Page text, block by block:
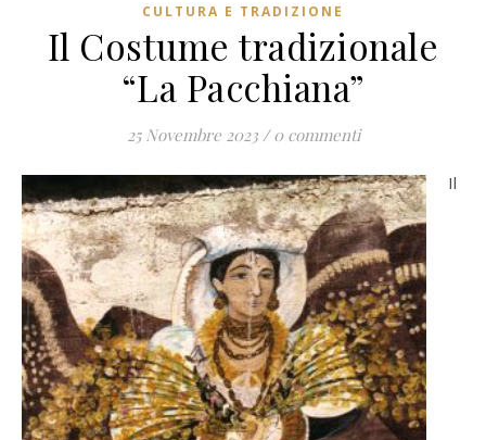
CULTURA E TRADIZIONE
Il Costume tradizionale
“La Pacchiana”
25 Novembre 2023 / 0 commenti
Il